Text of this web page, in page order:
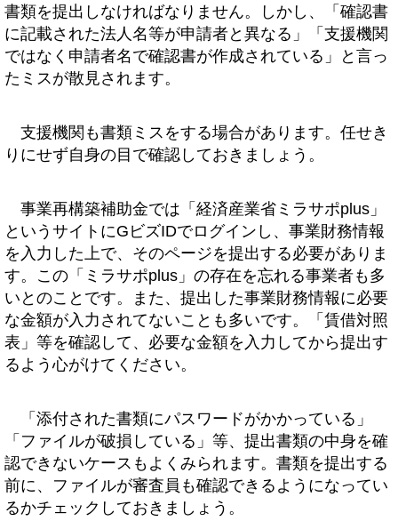
書類を提出しなければなりません。しかし、「確認書
に記載された法人名等が申請者と異なる」「支援機関
ではなく申請者名で確認書が作成されている」と言っ
たミスが散見されます。
支援機関も書類ミスをする場合があります。任せき
りにせず自身の目で確認しておきましょう。
事業再構築補助金では「経済産業省ミラサポplus」
というサイトにGビズIDでログインし、事業財務情報
を入力した上で、そのページを提出する必要がありま
す。この「ミラサポplus」の存在を忘れる事業者も多
いとのことです。また、提出した事業財務情報に必要
な金額が入力されてないことも多いです。「賃借対照
表」等を確認して、必要な金額を入力してから提出す
るよう心がけてください。
「添付された書類にパスワードがかかっている」
「ファイルが破損している」等、提出書類の中身を確
認できないケースもよくみられます。書類を提出する
前に、ファイルが審査員も確認できるようになってい
るかチェックしておきましょう。